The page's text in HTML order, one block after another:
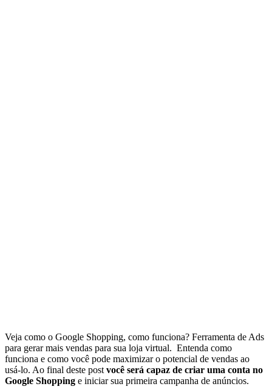
Veja como o Google Shopping, como funciona? Ferramenta de Ads
para gerar mais vendas para sua loja virtual. Entenda como
funciona e como você pode maximizar o potencial de vendas ao
usá-lo. Ao final deste post você será capaz de criar uma conta no
Google Shopping e iniciar sua primeira campanha de anúncios.